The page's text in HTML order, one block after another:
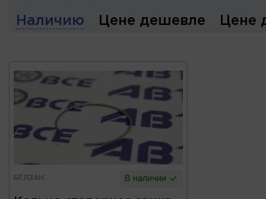
Наличию Цене дешевле Цене
БЕЛЗАН В наличии